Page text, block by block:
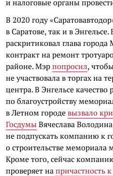
и налоговые органы
В 2020 году
в Саратове, так и в Энгельсе.
раскритиковал глава
контракт на ремонт
районе.Мэрпопросил,
не участвовала в торгах на
центра. В Энгельсе
по благоустройству
в Летном городевызвало
ГосдумыВячеслава
не подпускать компанию к
о строительстве мемориала
Кроме того, сейчас
проверяет напричастность